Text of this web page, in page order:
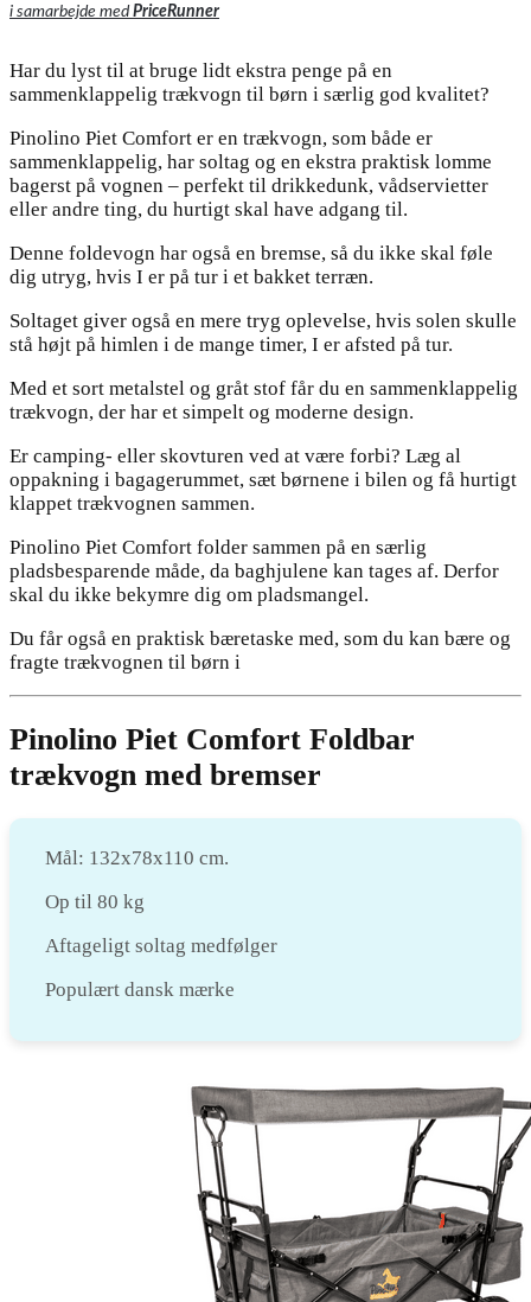
i samarbejde medPriceRunner
Har du lyst til at bruge lidt ekstra penge på en
sammenklappelig trækvogn til børn i særlig god kvalitet?
Pinolino Piet Comfort er en trækvogn, som både er
sammenklappelig, har soltag og en ekstra praktisk lomme
bagerst på vognen – perfekt til drikkedunk, vådservietter
eller andre ting, du hurtigt skal have adgang til.
Denne foldevogn har også en bremse, så du ikke skal føle
dig utryg, hvis I er på tur i et bakket terræn.
Soltaget giver også en mere tryg oplevelse, hvis solen skulle
stå højt på himlen i de mange timer, I er afsted på tur.
Med et sort metalstel og gråt stof får du en sammenklappelig
trækvogn, der har et simpelt og moderne design.
Er camping- eller skovturen ved at være forbi? Læg al
oppakning i bagagerummet, sæt børnene i bilen og få hurtigt
klappet trækvognen sammen.
Pinolino Piet Comfort folder sammen på en særlig
pladsbesparende måde, da baghjulene kan tages af. Derfor
skal du ikke bekymre dig om pladsmangel.
Du får også en praktisk bæretaske med, som du kan bære og
fragte trækvognen til børn i
Pinolino Piet Comfort Foldbar
trækvogn med bremser
Mål: 132x78x110 cm.
Op til 80 kg
Aftageligt soltag medfølger
Populært dansk mærke